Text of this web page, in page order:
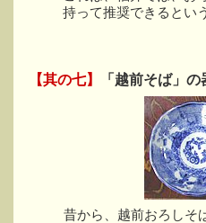
持って推奨できるとい
【其の七】 「越前そば」の
昔から、越前おろしそ